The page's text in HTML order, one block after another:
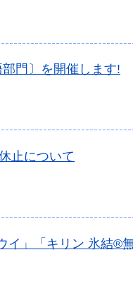
門〕を開催します!
止について
イ」「キリン 氷結®